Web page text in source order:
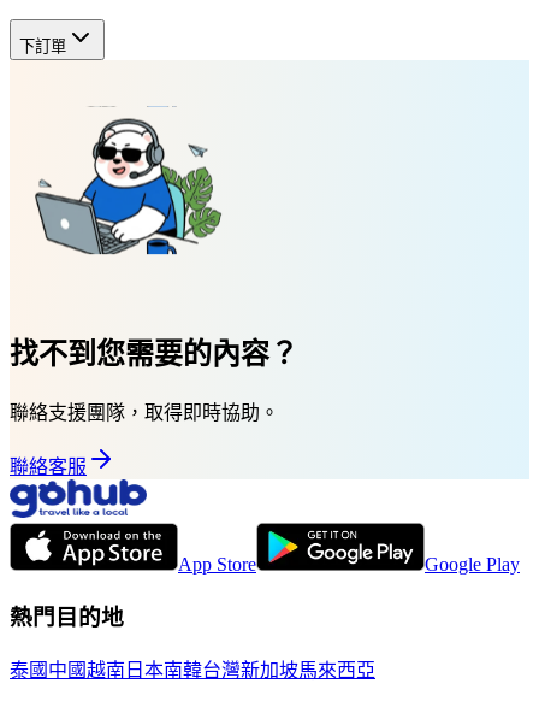
下訂單
找不到您需要的內容？
聯絡支援團隊，取得即時協助。
聯絡客服
App Store Google Play
熱門目的地
泰國 中國越南 日本南韓台灣新加坡馬來西亞